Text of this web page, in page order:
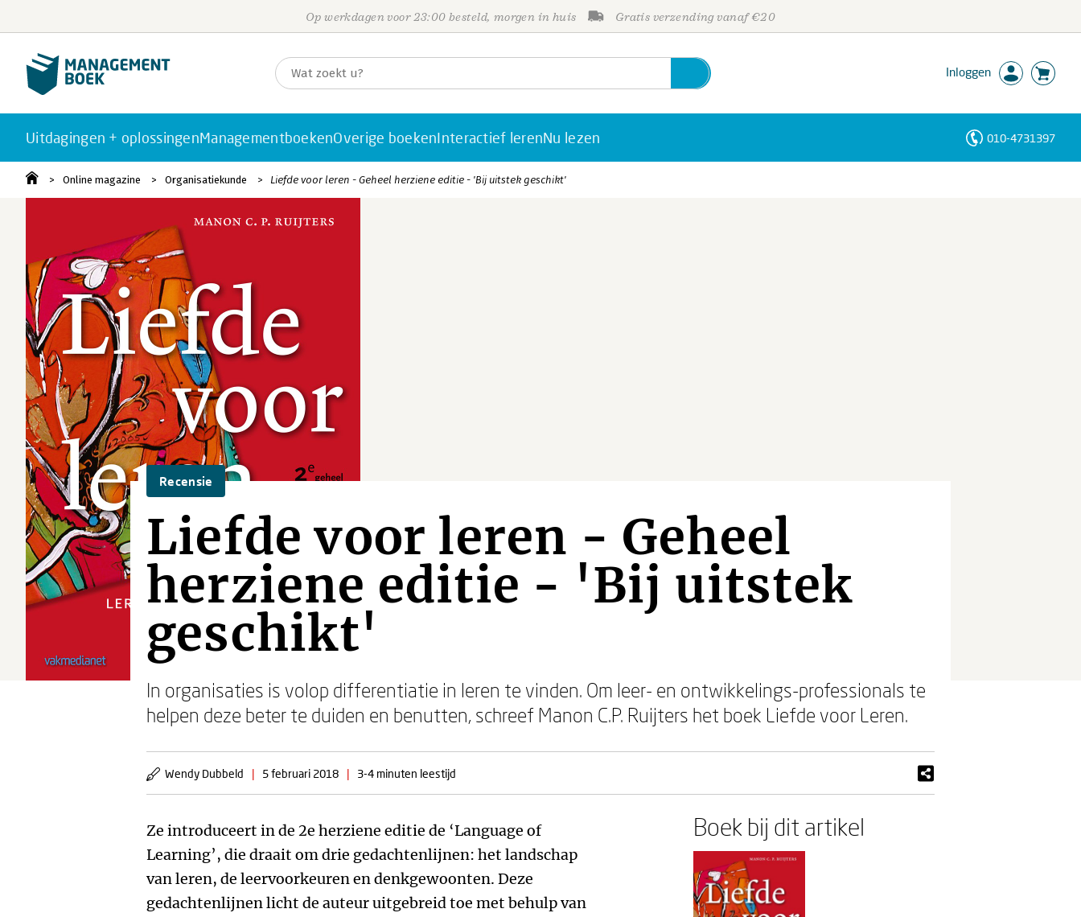
Op werkdagen voor 23:00 besteld, morgen in huis Gratis verzending vanaf €20
Inloggen
Uitdagingen + oplossingenManagementboekenOverige boekenInteractief lerenNu lezen 010-4731397
Online magazine Organisatiekunde Liefde voor leren - Geheel herziene editie - 'Bij uitstek geschikt'
Recensie
Liefde voor leren - Geheel
herziene editie - 'Bij uitstek
geschikt'
In organisaties is volop differentiatie in leren te vinden. Om leer- en ontwikkelings-professionals te
helpen deze beter te duiden en benutten, schreef Manon C.P. Ruijters het boek Liefde voor Leren.
Wendy Dubbeld | 5 februari 2018 | 3-4 minuten leestijd
Ze introduceert in de 2e herziene editie de ‘Language of
Learning’, die draait om drie gedachtenlijnen: het landschap
van leren, de leervoorkeuren en denkgewoonten. Deze
gedachtenlijnen licht de auteur uitgebreid toe met behulp van
Boek bij dit artikel
Personen